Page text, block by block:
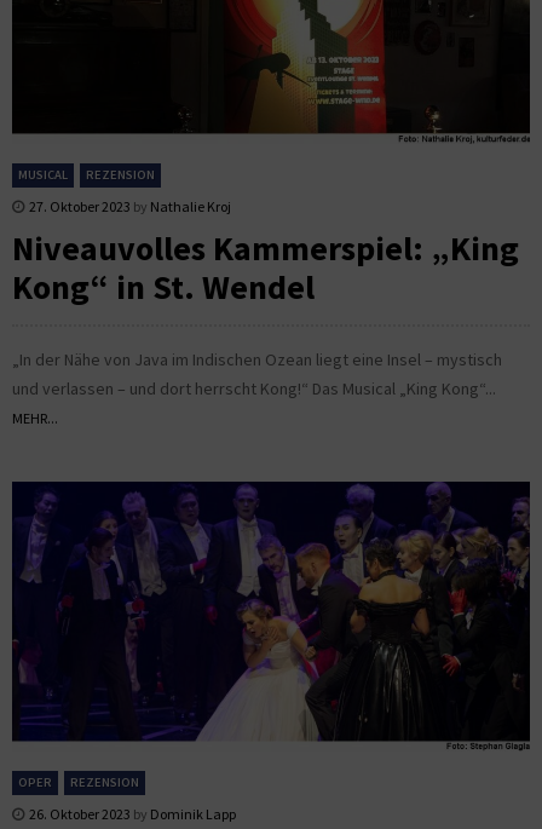
MUSICAL REZENSION
27. Oktober 2023 by Nathalie Kroj
Niveauvolles Kammerspiel: „King
Kong“ in St. Wendel
„In der Nähe von Java im Indischen Ozean liegt eine Insel – mystisch
und verlassen – und dort herrscht Kong!“ Das Musical „King Kong“...
MEHR...
OPER REZENSION
26. Oktober 2023 by Dominik Lapp